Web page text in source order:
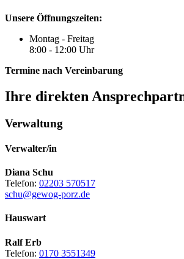
Unsere Öffnungszeiten:
Montag - Freitag
8:00 - 12:00 Uhr
Termine nach Vereinbarung
Ihre direkten
Verwaltung
Verwalter/in
Diana Schu
Telefon: 02203 570517
schu@gewog-porz.de
Hauswart
Ralf Erb
Telefon: 0170 3551349